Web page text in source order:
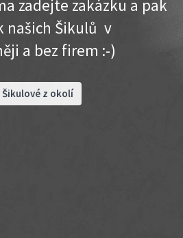
zadejte zakázku a pak
našich Šikulů v
a bez firem :-)
Šikulové z okolí